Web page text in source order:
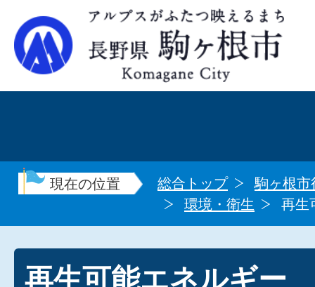
現在の位置 総合トップ
駒ヶ根市
環境・衛生
再生
再生可能エネルギー